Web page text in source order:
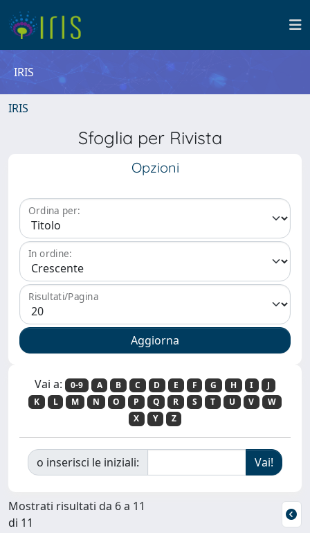
IRIS
IRIS
Sfoglia per Rivista
Opzioni
Ordina per:
In ordine:
Risultati/Pagina
Vai a: 0-9 A B C D E F G H I
J
K
L M N O P Q R S T U V
W
X
Y Z
o inserisci le iniziali:
Mostrati risultati da 6 a 11
di 11